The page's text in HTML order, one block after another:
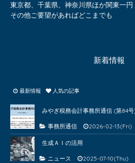
東京都、千葉県、神奈川県ほか関東一円
その他ご要望があればどこまでも
新着情報
最新情報 人気の記事
みやぎ税務会計事務所通信 (第84
事務所通信 2026-02-13(Fri)
生成ＡＩの活用
ニュース 2025-07-10(Thu)